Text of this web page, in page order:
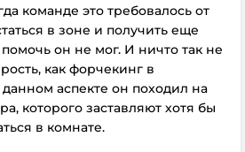
команде это требовалось от
в зоне и получить еще
он не мог. И ничто так не
как форчекинг в
аспекте он походил на
которого заставляют хотя бы
в комнате.